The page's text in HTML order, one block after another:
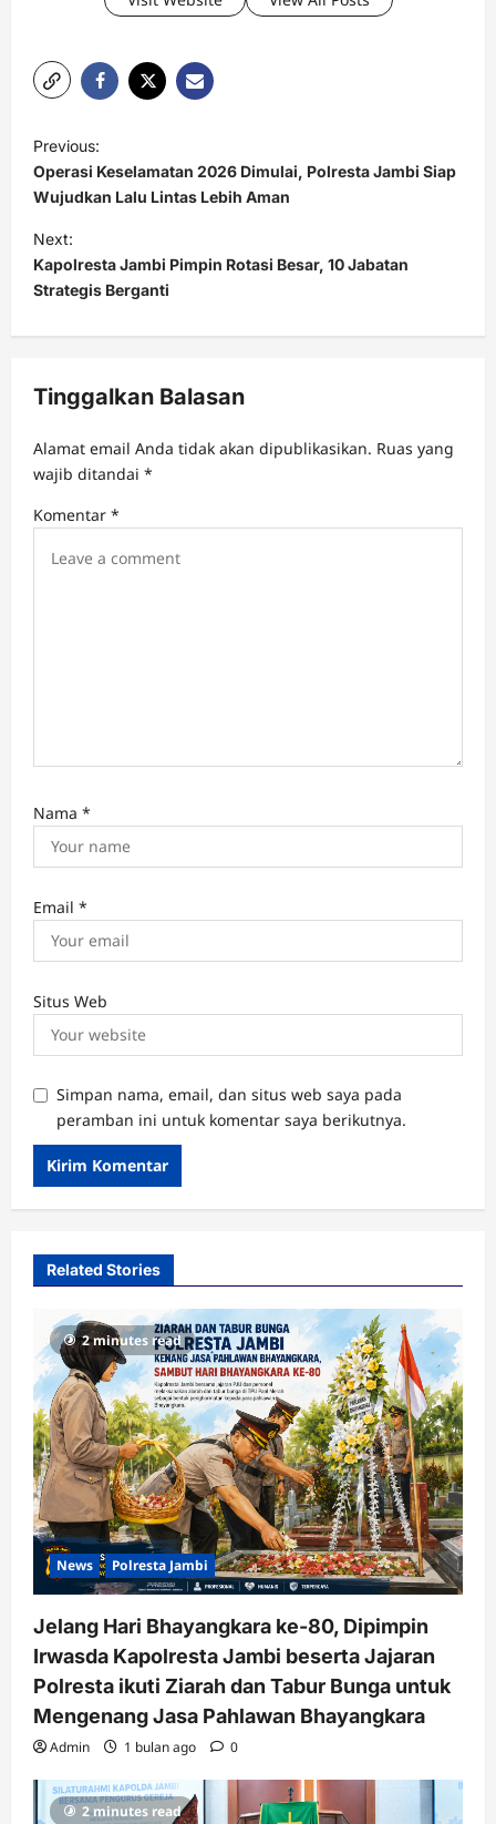
o
s
t
n
a
v
g
a
t
i
Previous:
Operasi Keselamatan 2026 Dimulai, Polresta Jambi Siap
Wujudkan Lalu Lintas Lebih Aman
Next:
Kapolresta Jambi Pimpin Rotasi Besar, 10 Jabatan
Strategis Berganti
Tinggalkan Balasan
Alamat email Anda tidak akan dipublikasikan. Ruas yang
wajib ditandai *
Komentar *
Nama *
Email *
Situs Web
Simpan nama, email, dan situs web saya pada
peramban ini untuk komentar saya berikutnya.
Related Stories
2 minutes read
News Polresta Jambi
Jelang Hari Bhayangkara ke-80, Dipimpin
Irwasda Kapolresta Jambi beserta Jajaran
Polresta ikuti Ziarah dan Tabur Bunga untuk
Mengenang Jasa Pahlawan Bhayangkara
Admin 1 bulan ago 0
2 minutes read